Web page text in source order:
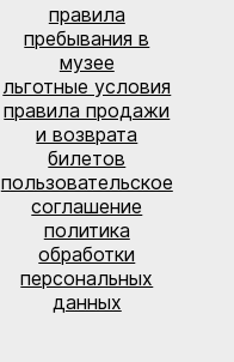
правила
пребывания в
музее
льготные условия
правила продажи
и возврата
билетов
пользовательское
соглашение
политика
обработки
персональных
данных